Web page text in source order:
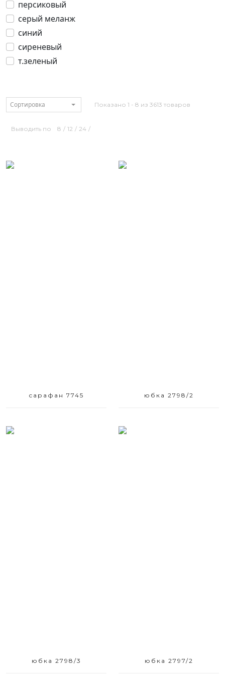
персиковый
серый меланж
синий
сиреневый
т.зеленый
Сортировка Показано 1 - 8 из 3613 товаров
Выводить по 8 / 12 / 24 /
сарафан 7745 юбка 2798/2
юбка 2798/3 юбка 2797/2